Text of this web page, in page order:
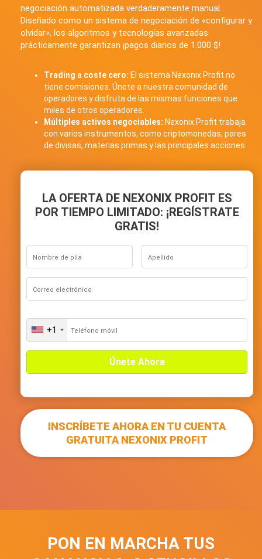
negociación automatizada verdaderamente manual.
Diseñado como un sistema de negociación de «configurar y
olvidar», los algoritmos y tecnologías avanzadas
prácticamente garantizan ¡pagos diarios de 1.000 $!
Trading a coste cero: El sistema Nexonix Profit no
tiene comisiones. Únete a nuestra comunidad de
operadores y disfruta de las mismas funciones que
miles de otros operadores.
Múltiples activos negociables: Nexonix Profit trabaja
con varios instrumentos, como criptomonedas, pares
de divisas, materias primas y las principales acciones.
LA OFERTA DE NEXONIX PROFIT ES
POR TIEMPO LIMITADO: ¡REGÍSTRATE
GRATIS!
U
n
+1
INSCRÍBETE AHORA EN TU CUENTA
GRATUITA NEXONIX PROFIT
PON EN MARCHA TUS